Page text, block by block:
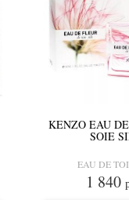
KENZO EAU
SOIE
EAU DE
1 840